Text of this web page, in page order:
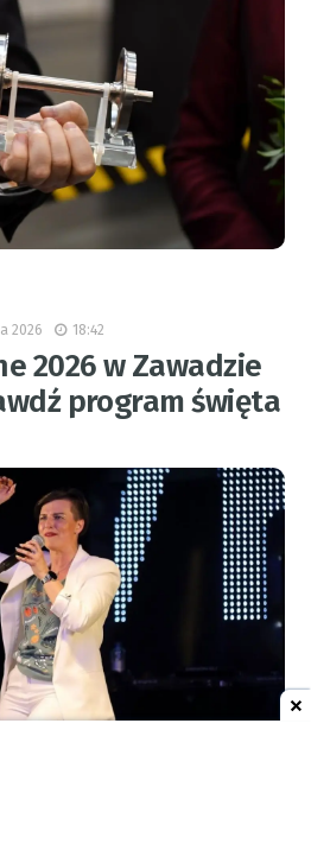
2026 18:42
2026 w Zawadzie
program święta